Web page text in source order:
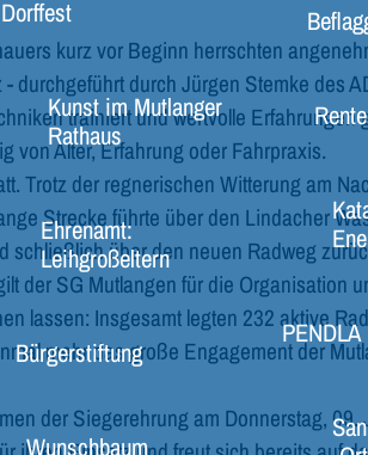
Dorffest
Kunst im Mutlanger
Rathaus
Ehrenamt:
Leihgroßeltern
Bürgerstiftung
Wunschbaum
PENDLA
kurz vor Beginn herrschten
durch Jürgen Stemke des
trainiert und wertvolle
von Alter, Erfahrung oder Fahrpraxis.
Trotz der regnerischen Witterung am
Strecke führte über den Lindacher
über den neuen Radweg
der SG Mutlangen für die Organisation
lassen: Insgesamt legten 232 aktive
mehr das große Engagement der
der Siegerehrung am Donnerstag,